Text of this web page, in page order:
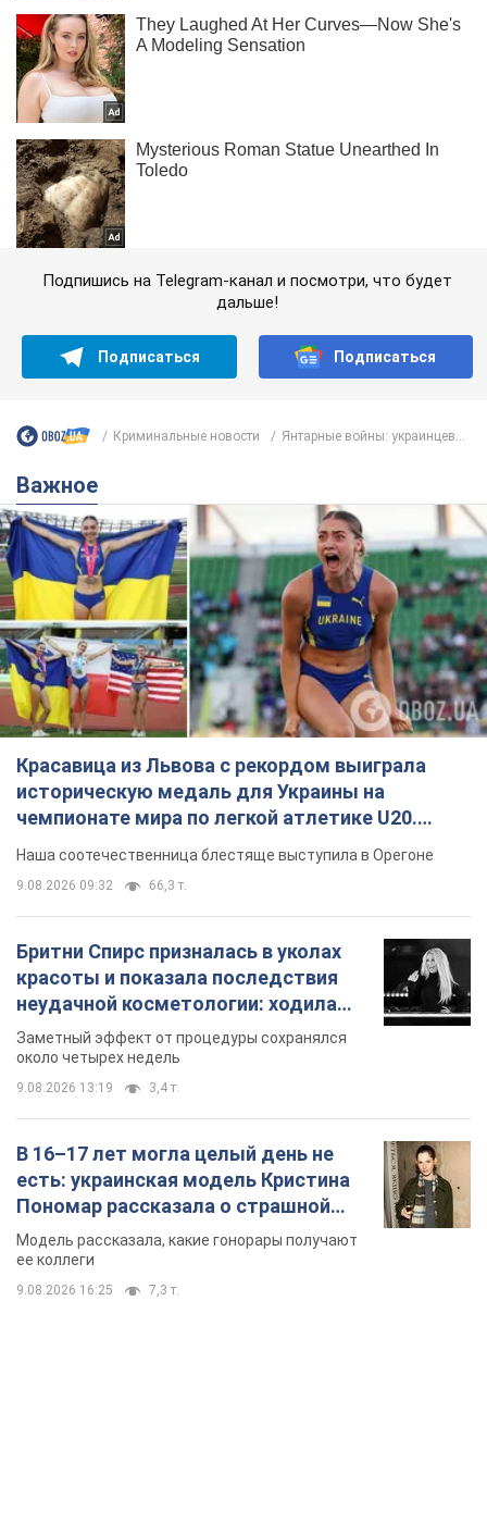
Подпишись на Telegram-канал и посмотри, что будет
дальше!
Подписаться Подписаться
Криминальные новости Янтарные войны: украинцев...
Важное
Красавица из Львова с рекордом выиграла
историческую медаль для Украины на
чемпионате мира по легкой атлетике U20.
Видео
Наша соотечественница блестяще выступила в Орегоне
9.08.2026 09:32 66,3 т.
Бритни Спирс призналась в уколах
красоты и показала последствия
неудачной косметологии: ходила
так почти месяц
Заметный эффект от процедуры сохранялся
около четырех недель
9.08.2026 13:19 3,4 т.
В 16–17 лет могла целый день не
есть: украинская модель Кристина
Пономар рассказала о страшной
стороне модельной карьеры
Модель рассказала, какие гонорары получают
ее коллеги
9.08.2026 16:25 7,3 т.